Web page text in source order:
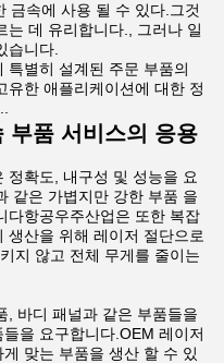
금속에 사용 될 수 있다.그것
는 데 유리합니다., 그러나 일
습니다.
특별히 설계된 주문 부품의
유한 애플리케이션에 대한 정
부품 서비스의 응용
정확도, 내구성 및 성능을 요
같은 가볍지만 강한 부품 을
다항공우주산업은 또한 복잡
생산을 위해 레이저 절단으로
지 않고 전체 무게를 줄이는
, 바디 패널과 같은 부품들을
을 요구합니다.OEM 레이저
맞는 부품을 생산 할 수 있